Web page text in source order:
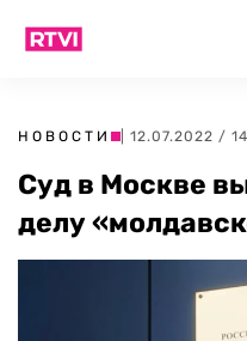
НОВОСТИ | 12.07.2022 /
Суд в Москве
делу